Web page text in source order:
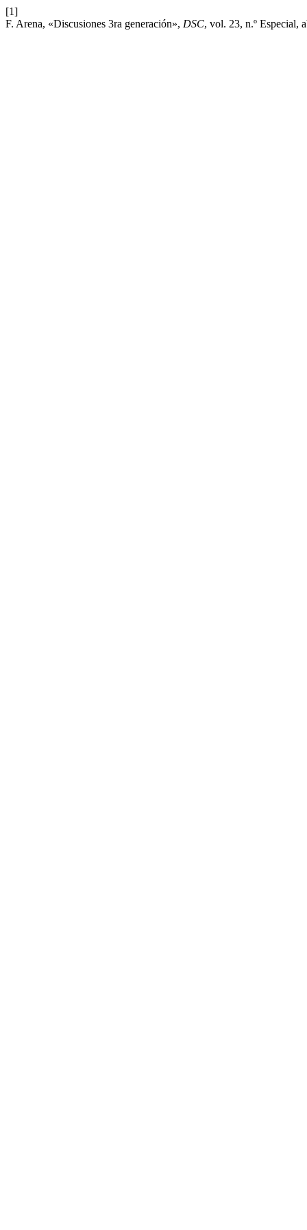
[1]
F. Arena, «Discusiones 3ra generación», DSC, vol. 23, n.º Especial,